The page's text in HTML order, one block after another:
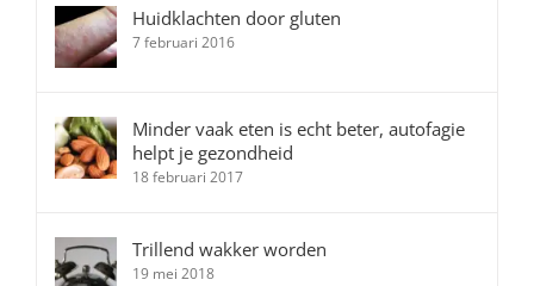
Huidklachten door gluten
7 februari 2016
Minder vaak eten is echt beter, autofagie
helpt je gezondheid
18 februari 2017
Trillend wakker worden
19 mei 2018